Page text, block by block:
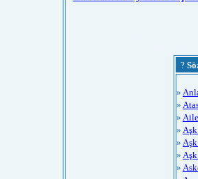
?
»
»
»
»
»
»
»